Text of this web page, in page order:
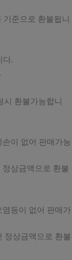
준으로 환불됩니
다.
환불가능합니
이 없어 판매가능
상금액으로 환불
염등이 없어 판매가
정상금액으로 환불